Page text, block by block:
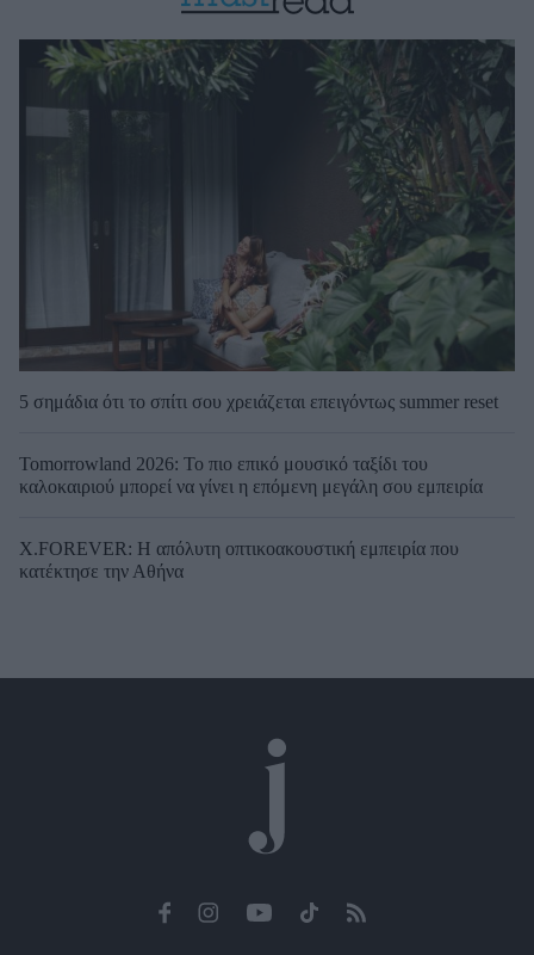
5 σημάδια ότι το σπίτι σου χρειάζεται επειγόντως summer reset
Tomorrowland 2026: Το πιο επικό μουσικό ταξίδι του
καλοκαιριού μπορεί να γίνει η επόμενη μεγάλη σου εμπειρία
X.FOREVER: Η απόλυτη οπτικοακουστική εμπειρία που
κατέκτησε την Αθήνα